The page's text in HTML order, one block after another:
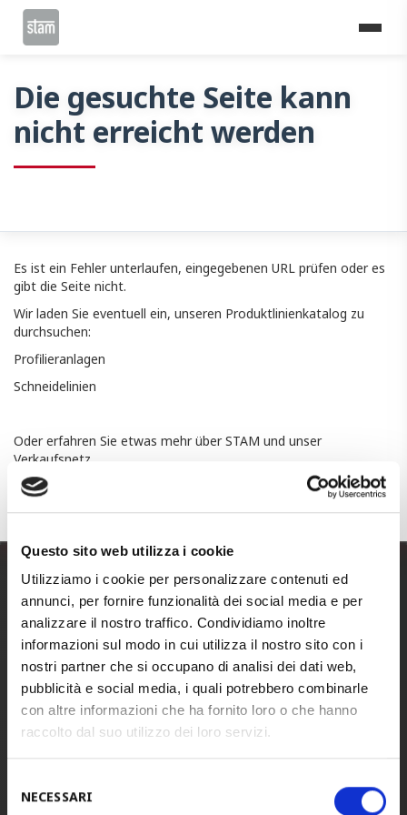
Questo sito web utilizza i cookie
Utilizziamo i cookie per personalizzare contenuti ed
annunci, per fornire funzionalità dei social media e per
analizzare il nostro traffico. Condividiamo inoltre
informazioni sul modo in cui utilizza il nostro sito con i
nostri partner che si occupano di analisi dei dati web,
pubblicità e social media, i quali potrebbero combinarle
con altre informazioni che ha fornito loro o che hanno
raccolto dal suo utilizzo dei loro servizi.
delNECESSARI
Home
Die gesuchte Seite kann
nicht erreicht werden
Es ist ein Fehler unterlaufen, eingegebenen URL prüfen oder es
gibt die Seite nicht.
Wir laden Sie eventuell ein, unseren Produktlinienkatalog zu
durchsuchen:
Profilieranlagen
Schneidelinien
Oder erfahren Sie etwas mehr über STAM und unser
Verkaufsnetz.
Möchten Sie dagegen besondere Informationen erhalten, füllen
STAM ITALIA(Headquarters)
Tel. +39 0422 440100
+39 0422 440137
E-mail
info@stam.it
PECstamspa@legalmail.it